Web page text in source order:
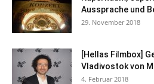
Aussprache und
29. November 2018
[Hellas Filmbox]
Vladivostok von
4. Februar 2018